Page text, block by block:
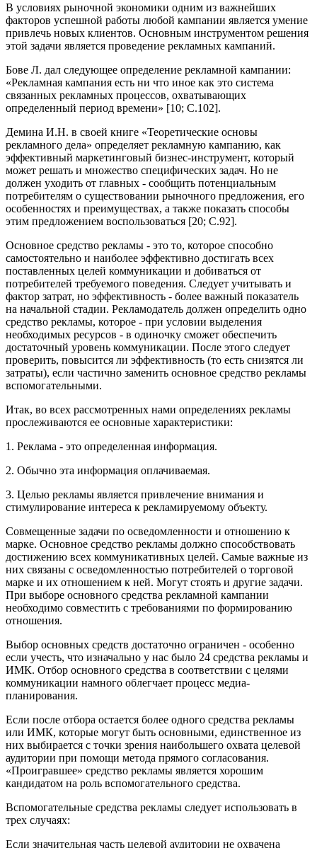
В условиях рыночной экономики одним из важнейших
факторов успешной работы любой кампании является умение
привлечь новых клиентов. Основным инструментом решения
этой задачи является проведение рекламных кампаний.
Бове Л. дал следующее определение рекламной кампании:
«Рекламная кампания есть ни что иное как это система
связанных рекламных процессов, охватывающих
определенный период времени» [10; С.102].
Демина И.Н. в своей книге «Теоретические основы
рекламного дела» определяет рекламную кампанию, как
эффективный маркетинговый бизнес-инструмент, который
может решать и множество специфических задач. Но не
должен уходить от главных - сообщить потенциальным
потребителям о существовании рыночного предложения, его
особенностях и преимуществах, а также показать способы
этим предложением воспользоваться [20; С.92].
Основное средство рекламы - это то, которое способно
самостоятельно и наиболее эффективно достигать всех
поставленных целей коммуникации и добиваться от
потребителей требуемого поведения. Следует учитывать и
фактор затрат, но эффективность - более важный показатель
на начальной стадии. Рекламодатель должен определить одно
средство рекламы, которое - при условии выделения
необходимых ресурсов - в одиночку сможет обеспечить
достаточный уровень коммуникации. После этого следует
проверить, повысится ли эффективность (то есть снизятся ли
затраты), если частично заменить основное средство рекламы
вспомогательными.
Итак, во всех рассмотренных нами определениях рекламы
прослеживаются ее основные характеристики:
1. Реклама - это определенная информация.
2. Обычно эта информация оплачиваемая.
3. Целью рекламы является привлечение внимания и
стимулирование интереса к рекламируемому объекту.
Совмещенные задачи по осведомленности и отношению к
марке. Основное средство рекламы должно способствовать
достижению всех коммуникативных целей. Самые важные из
них связаны с осведомленностью потребителей о торговой
марке и их отношением к ней. Могут стоять и другие задачи.
При выборе основного средства рекламной кампании
необходимо совместить с требованиями по формированию
отношения.
Выбор основных средств достаточно ограничен - особенно
если учесть, что изначально у нас было 24 средства рекламы и
ИМК. Отбор основного средства в соответствии с целями
коммуникации намного облегчает процесс медиа-
планирования.
Если после отбора остается более одного средства рекламы
или ИМК, которые могут быть основными, единственное из
них выбирается с точки зрения наибольшего охвата целевой
аудитории при помощи метода прямого согласования.
«Проигравшее» средство рекламы является хорошим
кандидатом на роль вспомогательного средства.
Вспомогательные средства рекламы следует использовать в
трех случаях:
Если значительная часть целевой аудитории не охвачена